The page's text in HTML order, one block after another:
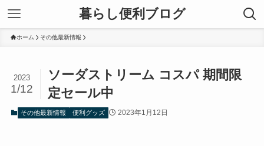
暮らし便利ブログ
ホーム その他最新情報
ソーダストリーム コスパ 期間限
定セール中
2023
1/12
その他最新情報 便利グッズ 2023年1月12日